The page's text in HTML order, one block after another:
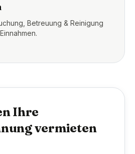
Betreuung & Reinigung
Ihre
vermieten